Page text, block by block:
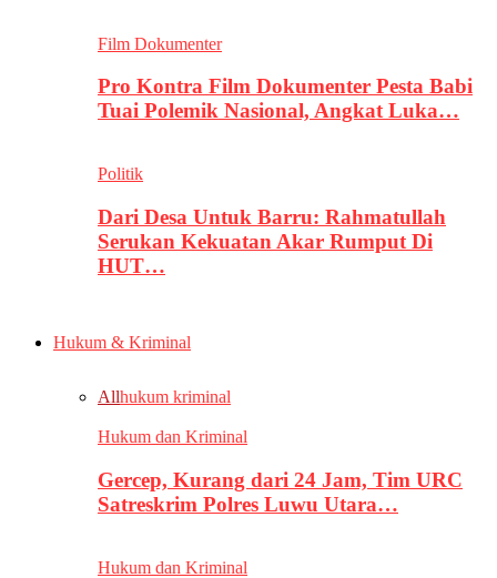
Film Dokumenter
Pro Kontra Film Dokumenter Pesta Babi
Tuai Polemik Nasional, Angkat Luka…
Politik
Dari Desa Untuk Barru: Rahmatullah
Serukan Kekuatan Akar Rumput Di
HUT…
Hukum & Kriminal
Allhukum kriminal
Hukum dan Kriminal
Gercep, Kurang dari 24 Jam, Tim URC
Satreskrim Polres Luwu Utara…
Hukum dan Kriminal